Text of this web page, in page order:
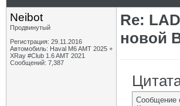
Neibot
Продвинутый
Регистрация: 29.11.2016
Автомобиль: Haval M6 AMT 2025 +
XRay #Club 1.6 AMT 2021
Сообщений: 7,387
Re:
новой
Сообщение